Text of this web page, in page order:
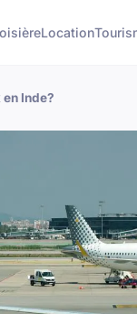
Location
Inde?